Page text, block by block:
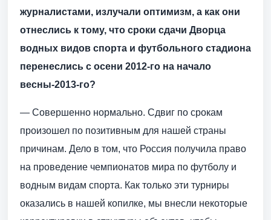
журналистами, излучали оптимизм, а как они
отнеслись к тому, что сроки сдачи Дворца
водных видов спорта и футбольного стадиона
перенеслись с осени 2012-го на начало
весны-2013-го?
— Совершенно нормально. Сдвиг по срокам
произошел по позитивным для нашей страны
причинам. Дело в том, что Россия получила право
на проведение чемпионатов мира по футболу и
водным видам спорта. Как только эти турниры
оказались в нашей копилке, мы внесли некоторые